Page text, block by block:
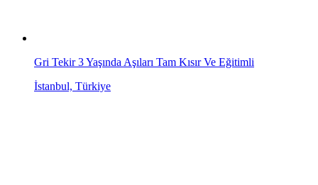
Gri Tekir 3 Yaşında Aşıları Tam Kısır Ve Eğitimli
İstanbul, Türkiye